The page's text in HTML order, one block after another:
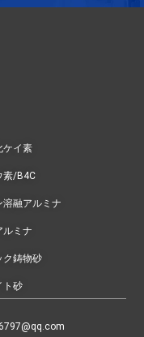
ケイ素
素/B4C
溶融アルミナ
ルミナ
ク鋳物砂
ト砂